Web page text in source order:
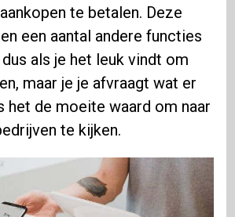
te betalen. Deze
een aantal andere functies
als je het leuk vindt om
maar je je afvraagt ​​wat er
het de moeite waard om naar
te kijken.